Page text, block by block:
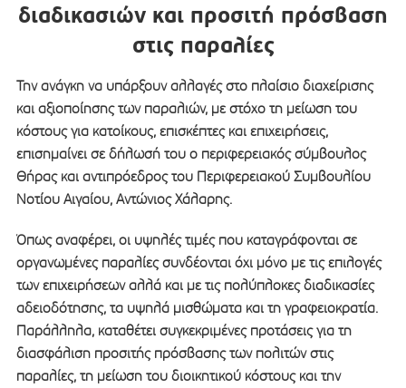
διαδικασιών και προσιτή πρόσβαση
στις παραλίες
Την ανάγκη να υπάρξουν αλλαγές στο πλαίσιο διαχείρισης
και αξιοποίησης των παραλιών, με στόχο τη μείωση του
κόστους για κατοίκους, επισκέπτες και επιχειρήσεις,
επισημαίνει σε δήλωσή του ο περιφερειακός σύμβουλος
Θήρας και αντιπρόεδρος του Περιφερειακού Συμβουλίου
Νοτίου Αιγαίου, Αντώνιος Χάλαρης.
Όπως αναφέρει, οι υψηλές τιμές που καταγράφονται σε
οργανωμένες παραλίες συνδέονται όχι μόνο με τις επιλογές
των επιχειρήσεων αλλά και με τις πολύπλοκες διαδικασίες
αδειοδότησης, τα υψηλά μισθώματα και τη γραφειοκρατία.
Παράλληλα, καταθέτει συγκεκριμένες προτάσεις για τη
διασφάλιση προσιτής πρόσβασης των πολιτών στις
παραλίες, τη μείωση του διοικητικού κόστους και την